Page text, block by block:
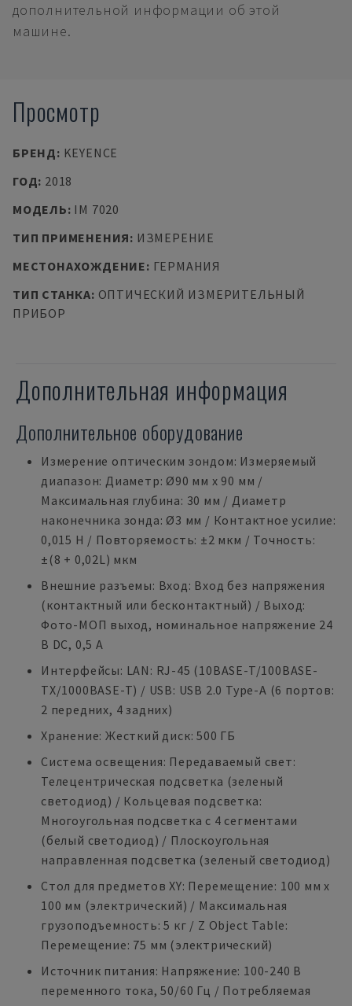
дополнительной информации об этой
машине.
Просмотр
БРЕНД: KEYENCE
ГОД: 2018
МОДЕЛЬ: IM 7020
ТИП ПРИМЕНЕНИЯ: ИЗМЕРЕНИЕ
МЕСТОНАХОЖДЕНИЕ: ГЕРМАНИЯ
ТИП СТАНКА: ОПТИЧЕСКИЙ ИЗМЕРИТЕЛЬНЫЙ
ПРИБОР
Дополнительная информация
Дополнительное оборудование
Измерение оптическим зондом: Измеряемый
диапазон: Диаметр: Ø90 мм x 90 мм /
Максимальная глубина: 30 мм / Диаметр
наконечника зонда: Ø3 мм / Контактное усилие:
0,015 Н / Повторяемость: ±2 мкм / Точность:
±(8 + 0,02L) мкм
Внешние разъемы: Вход: Вход без напряжения
(контактный или бесконтактный) / Выход:
Фото-МОП выход, номинальное напряжение 24
В DC, 0,5 A
Интерфейсы: LAN: RJ-45 (10BASE-T/100BASE-
TX/1000BASE-T) / USB: USB 2.0 Type-A (6 портов:
2 передних, 4 задних)
Хранение: Жесткий диск: 500 ГБ
Система освещения: Передаваемый свет:
Телецентрическая подсветка (зеленый
светодиод) / Кольцевая подсветка:
Многоугольная подсветка с 4 сегментами
(белый светодиод) / Плоскоугольная
направленная подсветка (зеленый светодиод)
Стол для предметов XY: Перемещение: 100 мм x
100 мм (электрический) / Максимальная
грузоподъемность: 5 кг / Z Object Table:
Перемещение: 75 мм (электрический)
Источник питания: Напряжение: 100-240 В
переменного тока, 50/60 Гц / Потребляемая